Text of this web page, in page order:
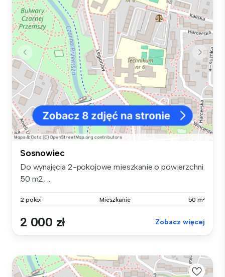
Sosnowiec
Do wynajęcia 2-pokojowe mieszkanie o powierzchni
50 m2, ...
2 pokoi Mieszkanie 50 m²
2 000 zł Zobacz więcej